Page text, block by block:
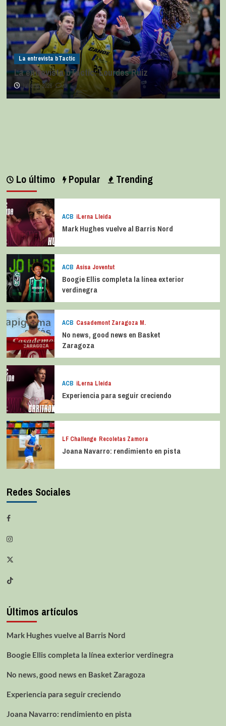
La entrevista bTactic
La entrevista bTactic: Lourdes Ruiz
julio 11, 2026 0
Lo último Popular Trending
ACB iLerna Lleida
Mark Hughes vuelve al Barris Nord
ACB Asisa Joventut
Boogie Ellis completa la línea exterior
verdinegra
ACB Casademont Zaragoza M.
No news, good news en Basket
Zaragoza
ACB iLerna Lleida
Experiencia para seguir creciendo
LF Challenge Recoletas Zamora
Joana Navarro: rendimiento en pista
Redes Sociales
Últimos artículos
Mark Hughes vuelve al Barris Nord
Boogie Ellis completa la línea exterior verdinegra
No news, good news en Basket Zaragoza
Experiencia para seguir creciendo
Joana Navarro: rendimiento en pista